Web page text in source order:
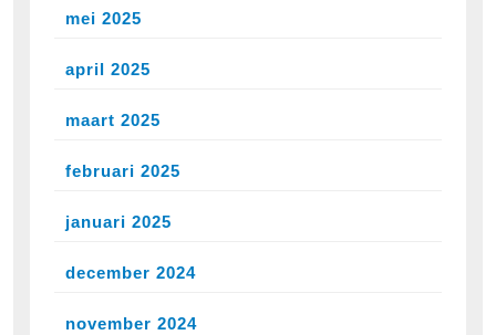
mei 2025
april 2025
maart 2025
februari 2025
januari 2025
december 2024
november 2024